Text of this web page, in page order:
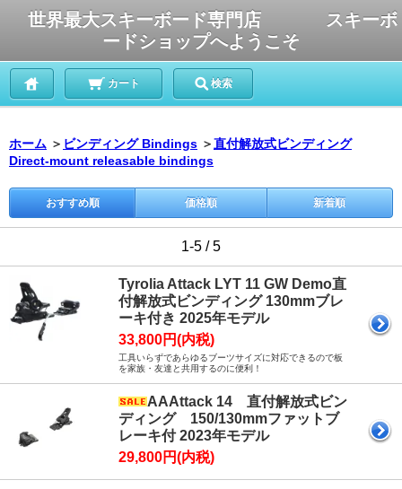
世界最大スキーボード専門店 スキーボ
ードショップへようこそ
カート 検索
ホーム ＞ ビンディング Bindings ＞直付解放式ビンディング
Direct-mount releasable bindings
おすすめ順 価格順 新着順
1-5 / 5
Tyrolia Attack LYT 11 GW Demo直
付解放式ビンディング 130mmブレ
ーキ付き 2025年モデル
33,800円(内税)
工具いらずであらゆるブーツサイズに対応できるので板
を家族・友達と共用するのに便利！
AAAttack 14 直付解放式ビン
ディング 150/130mmファットブ
レーキ付 2023年モデル
29,800円(内税)